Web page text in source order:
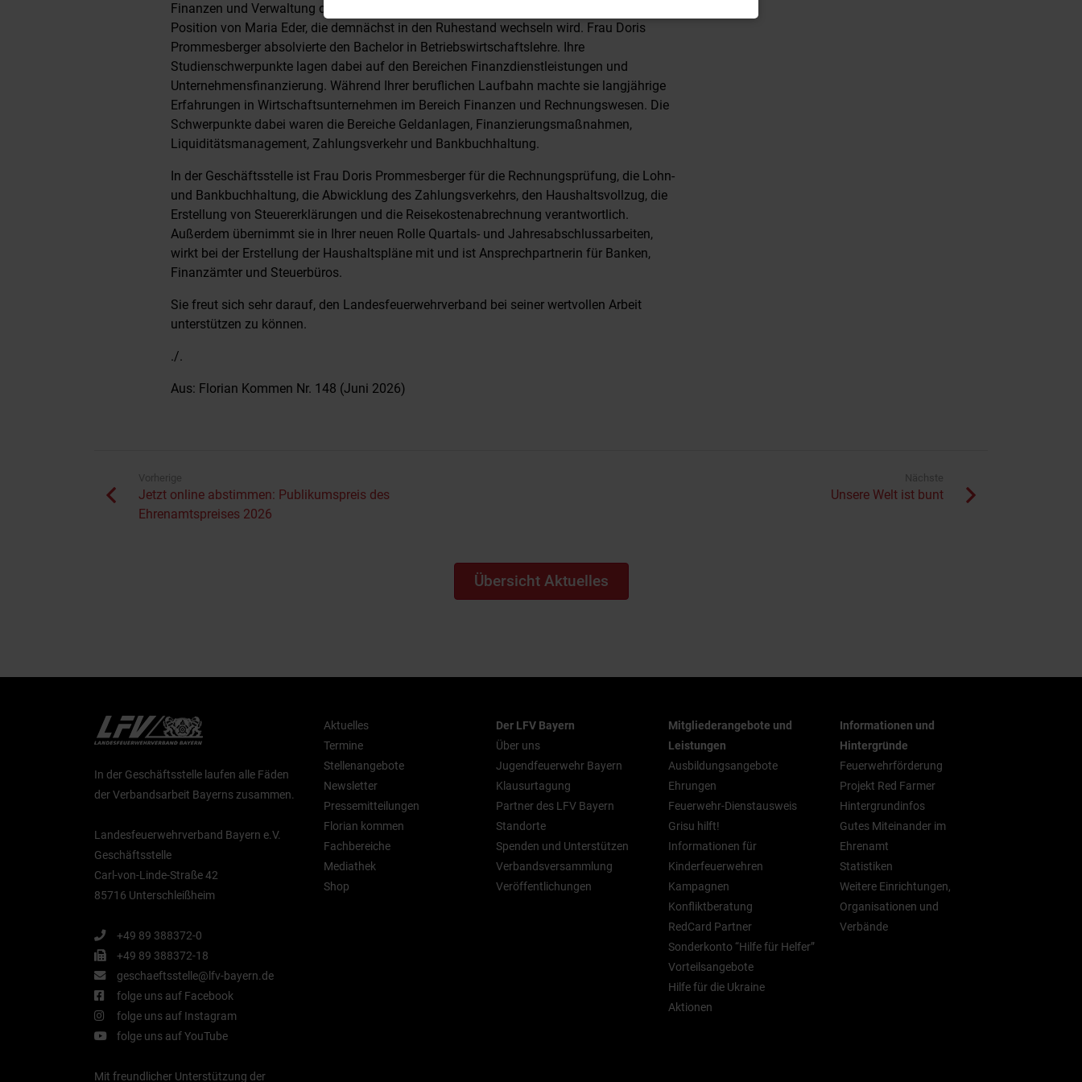
Finanzen und Verwaltung den Landesfeuerwehrverband Bayern. Sie übernimmt die
Position von Maria Eder, die demnächst in den Ruhestand wechseln wird. Frau Doris
Prommesberger absolvierte den Bachelor in Betriebswirtschaftslehre. Ihre
Studienschwerpunkte lagen dabei auf den Bereichen Finanzdienstleistungen und
Unternehmensfinanzierung. Während Ihrer beruflichen Laufbahn machte sie langjährige
Erfahrungen in Wirtschaftsunternehmen im Bereich Finanzen und Rechnungswesen. Die
Schwerpunkte dabei waren die Bereiche Geldanlagen, Finanzierungsmaßnahmen,
Liquiditätsmanagement, Zahlungsverkehr und Bankbuchhaltung.
In der Geschäftsstelle ist Frau Doris Prommesberger für die Rechnungsprüfung, die Lohn-
und Bankbuchhaltung, die Abwicklung des Zahlungsverkehrs, den Haushaltsvollzug, die
Erstellung von Steuererklärungen und die Reisekostenabrechnung verantwortlich.
Außerdem übernimmt sie in Ihrer neuen Rolle Quartals- und Jahresabschlussarbeiten,
wirkt bei der Erstellung der Haushaltspläne mit und ist Ansprechpartnerin für Banken,
Finanzämter und Steuerbüros.
Sie freut sich sehr darauf, den Landesfeuerwehrverband bei seiner wertvollen Arbeit
unterstützen zu können.
./.
Aus: Florian Kommen Nr. 148 (Juni 2026)
Vorherige
Jetzt online abstimmen: Publikumspreis des
Ehrenamtspreises 2026
Nächste
Unsere Welt ist bunt
Übersicht Aktuelles
In der Geschäftsstelle laufen alle Fäden
der Verbandsarbeit Bayerns zusammen.
Landesfeuerwehrverband Bayern e.V.
Geschäftsstelle
Carl-von-Linde-Straße 42
85716 Unterschleißheim
+49 89 388372-0
+49 89 388372-18
geschaeftsstelle@lfv-bayern.de
folge uns auf Facebook
folge uns auf Instagram
folge uns auf YouTube
Mit freundlicher Unterstützung der
Aktuelles
Termine
Stellenangebote
Newsletter
Pressemitteilungen
Florian kommen
Fachbereiche
Mediathek
Shop
Der LFV Bayern
Über uns
Jugendfeuerwehr Bayern
Klausurtagung
Partner des LFV Bayern
Standorte
Spenden und Unterstützen
Verbandsversammlung
Veröffentlichungen
Mitgliederangebote und
Leistungen
Ausbildungsangebote
Ehrungen
Feuerwehr-Dienstausweis
Grisu hilft!
Informationen für
Kinderfeuerwehren
Kampagnen
Konfliktberatung
RedCard Partner
Sonderkonto “Hilfe für Helfer”
Vorteilsangebote
Hilfe für die Ukraine
Aktionen
Informationen und
Hintergründe
Feuerwehrförderung
Projekt Red Farmer
Hintergrundinfos
Gutes Miteinander im
Ehrenamt
Statistiken
Weitere Einrichtungen,
Organisationen und
Verbände